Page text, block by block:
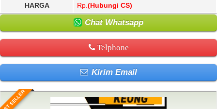
HARGA Rp. (Hubungi CS)
Chat Whatsapp
Telphone
Kirim Email
SELLER